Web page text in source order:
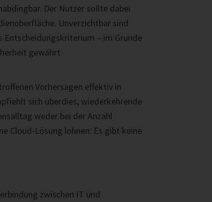
Der Nutzer sollte dabei
Unverzichtbar sind
– im Grunde
gewährt.
Vorhersagen effektiv in
sich überdies, wiederkehrende
weder bei der Anzahl
Cloud-Lösung lohnen: Es gibt keine
zwischen IT und